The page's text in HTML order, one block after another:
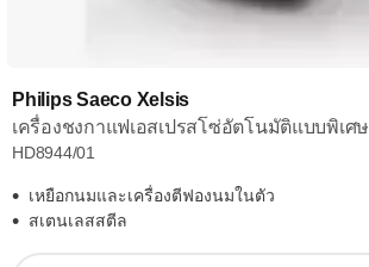
Philips Saeco Xelsis
เครื่องชงกาแฟเอสเปรสโซ่อัตโนมัติแบบพิเศษ
HD8944/01
เหยือกนมและเครื่องตีฟองนมในตัว
สเตนเลสสตีล